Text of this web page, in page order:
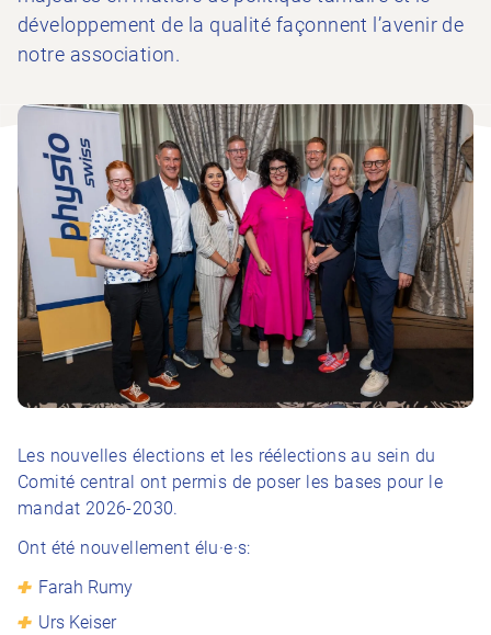
développement de la qualité façonnent l’avenir de
notre association.
Les nouvelles élections et les réélections au sein du
Comité central ont permis de poser les bases pour le
mandat 2026-2030.
Ont été nouvellement élu·e·s:
Farah Rumy
Urs Keiser